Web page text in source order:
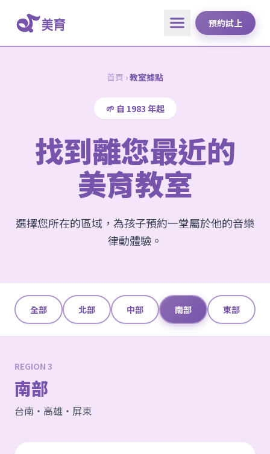
預約試上
首頁 ›教室據點
🌱 自 1983 年起
找到離您最近的
美育教室
選擇您所在的區域，為孩子預約一堂屬於他的音樂
律動體驗。
全部 北部 中部 南部 東部
REGION 3
南部
台南・高雄・屏東